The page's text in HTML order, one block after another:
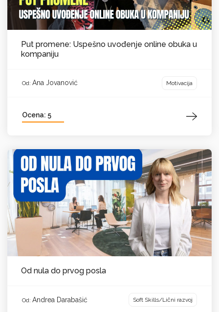
Put promene: Uspešno uvođenje online obuka u
kompaniju
Od: Ana Jovanović Motivacija
Ocena: 5
Od nula do prvog posla
Od: Andrea Darabašić Soft Skills/Lični razvoj